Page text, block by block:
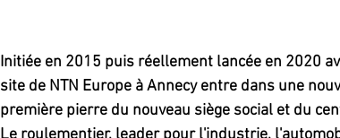
Initiée en 2015 puis réellement lancée en 2020
site de NTN Europe à Annecy entre dans une
première pierre du nouveau siège social et du